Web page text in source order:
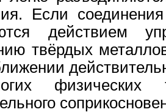
Если
действием
твёрдых
физических